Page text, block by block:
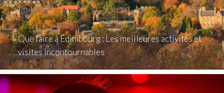
Que faire à Édimbourg : Les meilleures activités et
visites incontournables